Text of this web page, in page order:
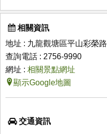
相關資訊
地址 : 九龍觀塘區平山彩榮路
查詢電話 : 2756-9990
網址 : 相關景點網址
顯示Google地圖
交通資訊